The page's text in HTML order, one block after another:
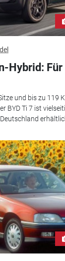
Hybrid:
und bis zu 119
BYD Ti 7 ist